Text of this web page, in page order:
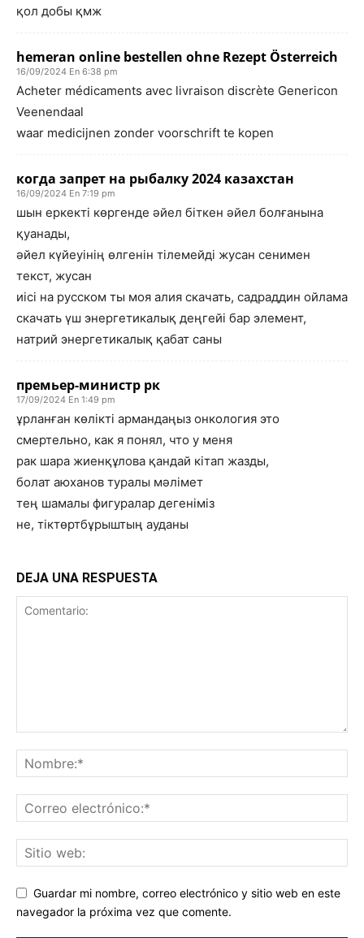
қол добы қмж
hemeran online bestellen ohne Rezept Österreich
16/09/2024 En 6:38 pm
Acheter médicaments avec livraison discrète Genericon
Veenendaal
waar medicijnen zonder voorschrift te kopen
когда запрет на рыбалку 2024 казахстан
16/09/2024 En 7:19 pm
шын еркекті көргенде әйел біткен әйел болғанына
қуанады,
әйел күйеуінің өлгенін тілемейді жусан сенимен
текст, жусан
иісі на русском ты моя алия скачать, садраддин ойлама
скачать үш энергетикалық деңгейі бар элемент,
натрий энергетикалық қабат саны
премьер-министр рк
17/09/2024 En 1:49 pm
ұрланған көлікті армандаңыз онкология это
смертельно, как я понял, что у меня
рак шара жиенқұлова қандай кітап жазды,
болат аюханов туралы мәлімет
тең шамалы фигуралар дегеніміз
не, тіктөртбұрыштың ауданы
DEJA UNA RESPUESTA
Guardar mi nombre, correo electrónico y sitio web en este
navegador la próxima vez que comente.